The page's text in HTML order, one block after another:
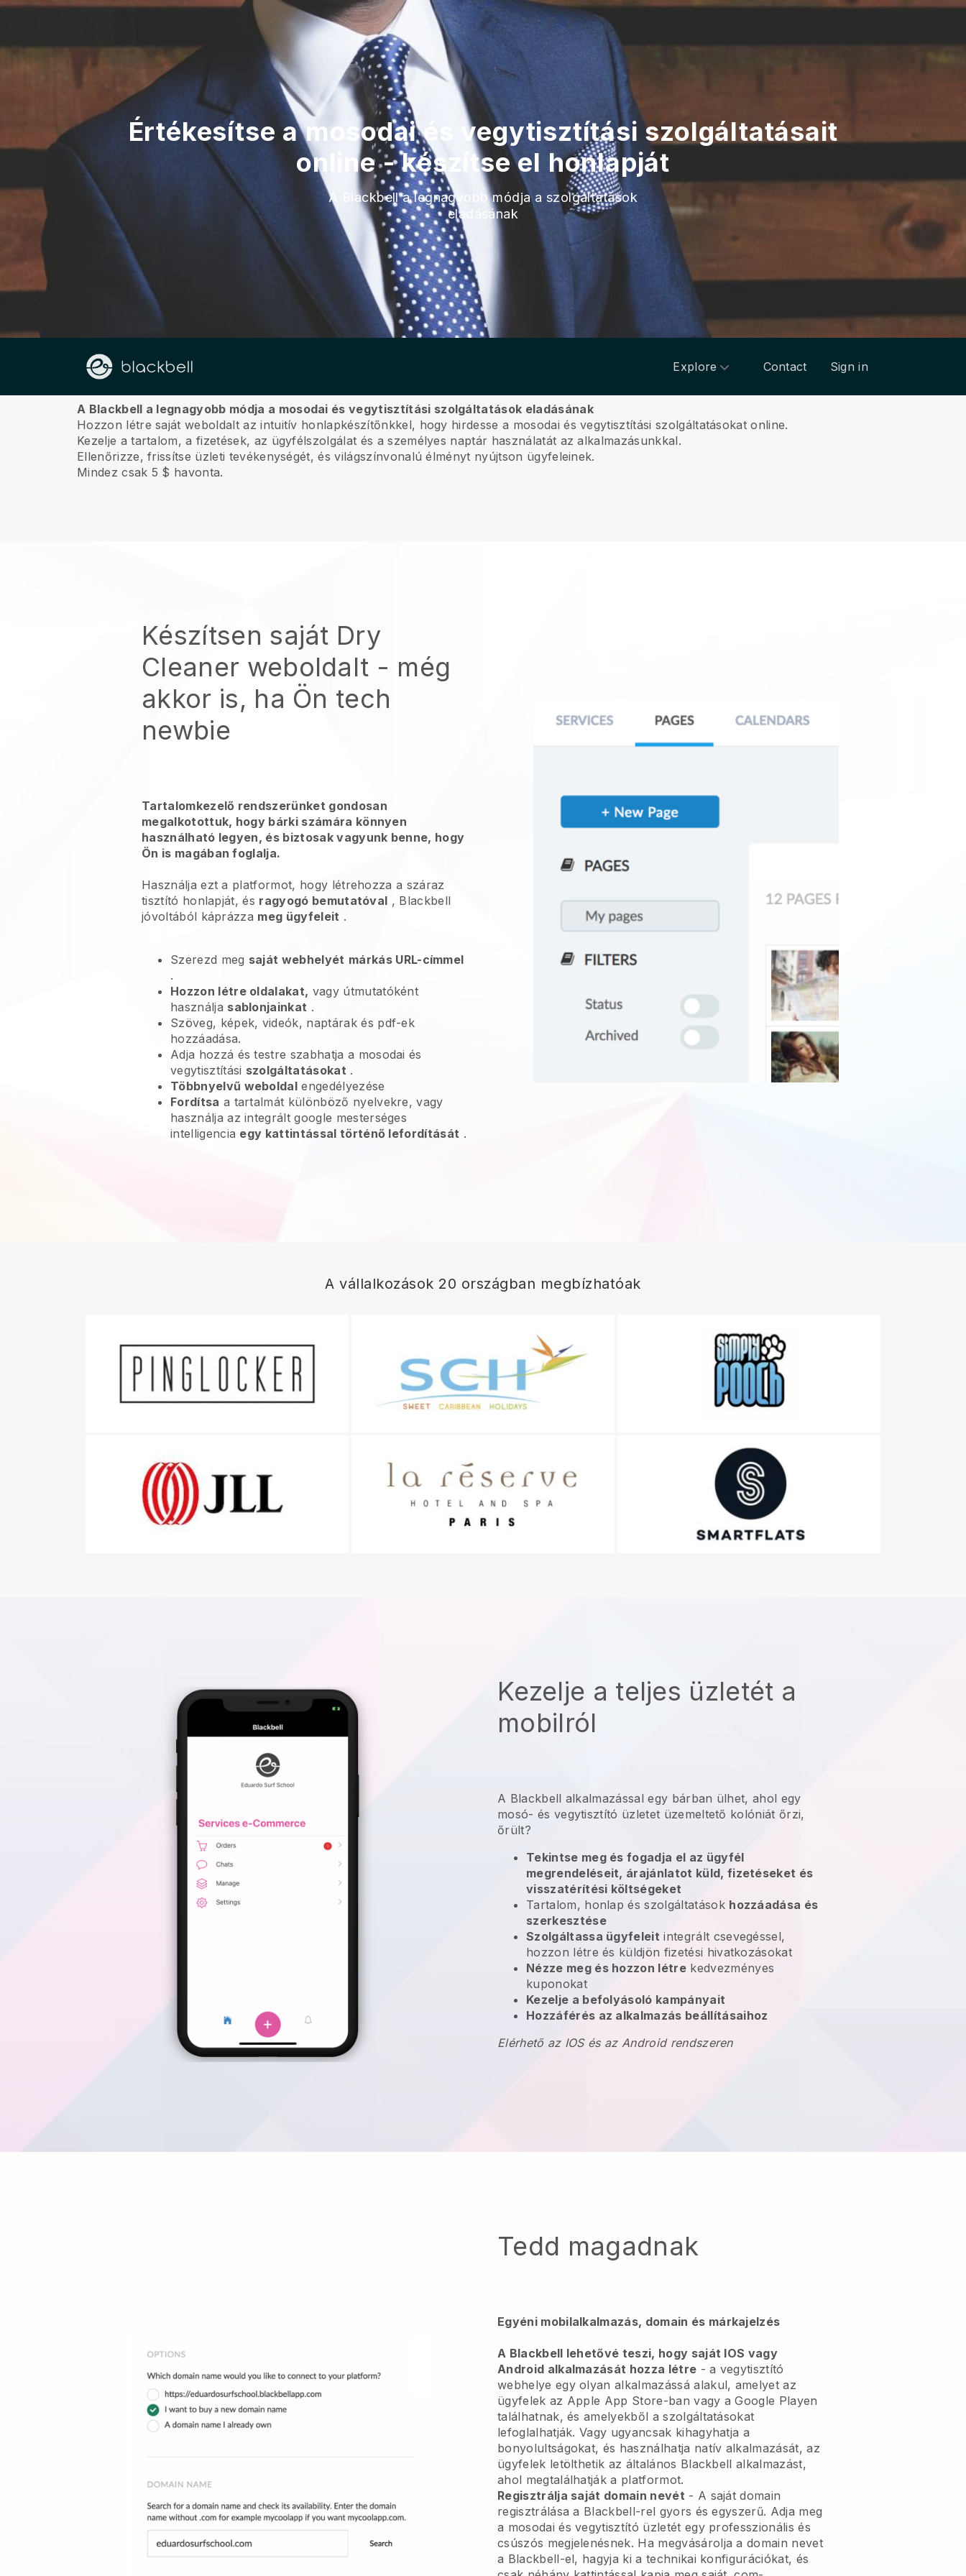
Értékesítse a mosodai és vegytisztítási szolgáltatásait
online - készítse el honlapját
A Blackbell a legnagyobb módja a szolgáltatások
eladásának
Explore Contact Sign in
Rólunk
A Blackbell a legnagyobb módja a mosodai és vegytisztítási szolgáltatások eladásának
Hozzon létre saját weboldalt az intuitív honlapkészítőnkkel, hogy hirdesse a mosodai és vegytisztítási szolgáltatásokat online.
Kezelje a tartalom, a fizetések, az ügyfélszolgálat és a személyes naptár használatát az alkalmazásunkkal.
Ellenőrizze, frissítse üzleti tevékenységét, és világszínvonalú élményt nyújtson ügyfeleinek.
Mindez csak 5 $ havonta.
Készítsen saját Dry
Cleaner weboldalt - még
akkor is, ha Ön tech
newbie
Tartalomkezelő rendszerünket gondosan
megalkotottuk, hogy bárki számára könnyen
használható legyen, és biztosak vagyunk benne, hogy
Ön is magában foglalja.
Használja ezt a platformot, hogy létrehozza a száraz
tisztító honlapját, és ragyogó bemutatóval , Blackbell
jóvoltából káprázza meg ügyfeleit .
Szerezd meg saját webhelyét márkás URL-címmel
.
Hozzon létre oldalakat, vagy útmutatóként
használja sablonjainkat .
Szöveg, képek, videók, naptárak és pdf-ek
hozzáadása.
Adja hozzá és testre szabhatja a mosodai és
vegytisztítási szolgáltatásokat .
Többnyelvű weboldal engedélyezése
Fordítsa a tartalmát különböző nyelvekre, vagy
használja az integrált google mesterséges
intelligencia egy kattintással történő lefordítását .
A vállalkozások 20 országban megbízhatóak
Kezelje a teljes üzletét a
mobilról
A Blackbell alkalmazással egy bárban ülhet, ahol egy
mosó- és vegytisztító üzletet üzemeltető kolóniát őrzi,
őrült?
Tekintse meg és fogadja el az ügyfél
megrendeléseit, árajánlatot küld, fizetéseket és
visszatérítési költségeket
Tartalom, honlap és szolgáltatások hozzáadása és
szerkesztése
Szolgáltassa ügyfeleit integrált csevegéssel,
hozzon létre és küldjön fizetési hivatkozásokat
Nézze meg és hozzon létre kedvezményes
kuponokat
Kezelje a befolyásoló kampányait
Hozzáférés az alkalmazás beállításaihoz
Elérhető az IOS és az Android rendszeren
Tedd magadnak
Egyéni mobilalkalmazás, domain és márkajelzés
A Blackbell lehetővé teszi, hogy saját IOS vagy
Android alkalmazását hozza létre - a vegytisztító
webhelye egy olyan alkalmazássá alakul, amelyet az
ügyfelek az Apple App Store-ban vagy a Google Playen
találhatnak, és amelyekből a szolgáltatásokat
lefoglalhatják. Vagy ugyancsak kihagyhatja a
bonyolultságokat, és használhatja natív alkalmazását, az
ügyfelek letölthetik az általános Blackbell alkalmazást,
ahol megtalálhatják a platformot.
Regisztrálja saját domain nevét - A saját domain
regisztrálása a Blackbell-rel gyors és egyszerű. Adja meg
a mosodai és vegytisztító üzletét egy professzionális és
csúszós megjelenésnek. Ha megvásárolja a domain nevet
a Blackbell-el, hagyja ki a technikai konfigurációkat, és